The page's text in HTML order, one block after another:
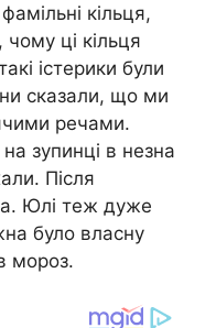
кільця,
ці кільця
істерики були
сказали, що ми
речами.
зупинці в незна
Після
Юлі теж дуже
було власну
мороз.